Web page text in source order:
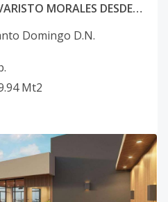
APARTAMENTOS EN EVARISTO MORALES DESDE 128,400 USD
Domingo D.N.
Mt2